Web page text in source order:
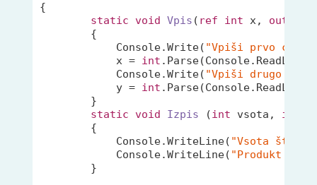
{
static
void Vpis ( ref int x, out
        {
            Console.Write(
"Vpiši prvo
            x =
int
            Console.Write(
"Vpiši drugo
            y =
int
        }
static
void Izpis (int vsota, int
        {
            Console.WriteLine(
"Vsota
            Console.WriteLine(
"Produkt
        }